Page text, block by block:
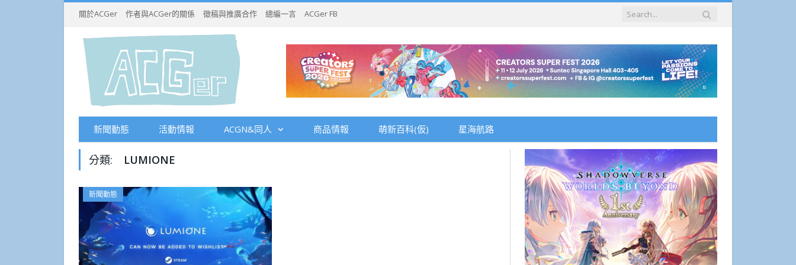
關於ACGer 作者與ACGer的關係 徵稿與推廣合作 總編一言 ACGer FB
新聞動態 活動情報 ACGN&同人 商品情報 萌新百科(仮) 星海航路
分類: LUMIONE
新聞動態